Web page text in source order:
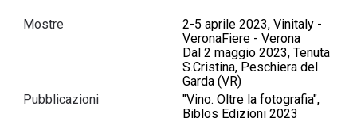
Mostre
2-5 aprile 2023, Vinitaly -
VeronaFiere - Verona
Dal 2 maggio 2023, Tenuta
S.Cristina, Peschiera del
Garda (VR)
Pubblicazioni
"Vino. Oltre la fotografia",
Biblos Edizioni 2023